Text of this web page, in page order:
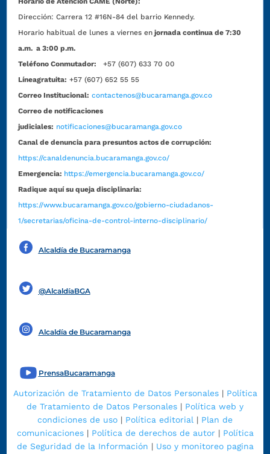
Dirección:Carrera 12 #16N-84 del barrio Kennedy.
Horario habitual de lunes a viernes en jornada continua de 7:30
a.m. a 3:00 p.m.
Teléfono Conmutador:
+57 (607) 633 70 00
Líneagratuita: +57 (607) 652 55 55
Correo Institucional: contactenos@bucaramanga.gov.co
Correo de notificaciones
judiciales: notificaciones@bucaramanga.gov.co
Canal de denuncia para presuntos actos de corrupción:
https://canaldenuncia.bucaramanga.gov.co/
Emergencia: https://emergencia.bucaramanga.gov.co/
Radique aquí su queja disciplinaria:
https://www.bucaramanga.gov.co/gobierno-ciudadanos-
1/secretarias/oficina-de-control-interno-disciplinario/
Alcaldía de Bucaramanga
@AlcaldíaBGA
Alcaldía de Bucaramanga
PrensaBucaramanga
Autorización de Tratamiento de Datos Personales| Política
de Tratamiento de Datos Personales | Política web y
condiciones de uso | Política editorial | Plan de
comunicaciones| Política de derechos de autor| Política
de Seguridad de la Información | Uso y monitoreo pagina